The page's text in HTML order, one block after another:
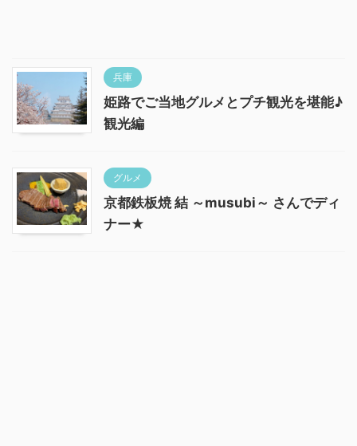
兵庫
姫路でご当地グルメとプチ観光を堪能♪
観光編
グルメ
京都鉄板焼 結 ～musubi～ さんでディ
ナー★